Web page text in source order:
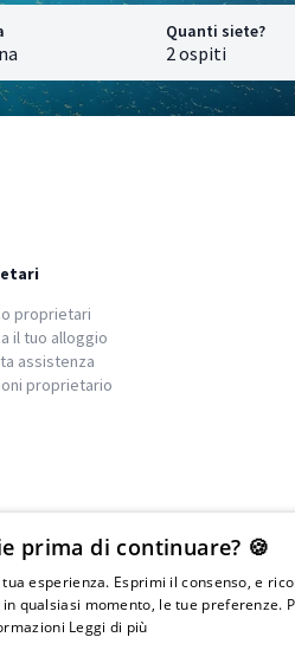
Quanti siete?
proprietari
il tuo alloggio
assistenza
proprietario
We islands
di
prima di continuare? 🍪
esperienza. Esprimi il consenso, e
qualsiasi momento, le tue preferenze.
Leggi di più